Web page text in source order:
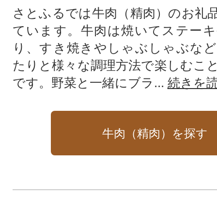
さとふるでは牛肉（精肉）のお礼
ています。牛肉は焼いてステー
り、すき焼きやしゃぶしゃぶな
たりと様々な調理方法で楽しむこ
です。野菜と一緒にブラ... 続きを
牛肉（精肉）を探す